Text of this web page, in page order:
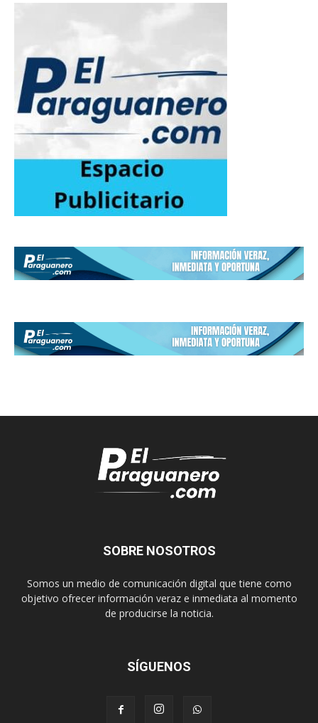
SOBRE NOSOTROS
Somos un medio de comunicación digital que tiene como
objetivo ofrecer información veraz e inmediata al momento
de producirse la noticia.
SÍGUENOS